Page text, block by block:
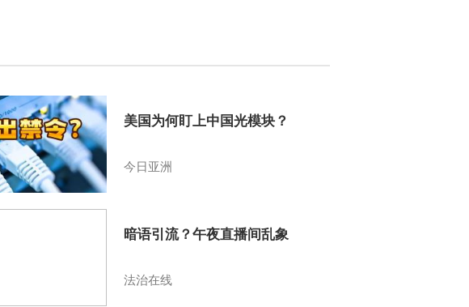
美国为何盯上中国光模块？
今日亚洲
暗语引流？午夜直播间乱象
法治在线